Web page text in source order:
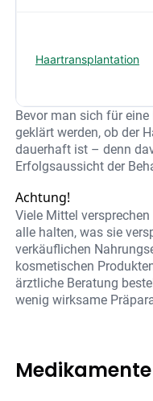
Haartransplantation
Bevor man sich für
geklärt werden, ob der
dauerhaft ist – denn
Erfolgsaussicht der
Achtung!
Viele Mittel
alle halten, was sie
verkäuflichen
kosmetischen
ärztliche Beratung
wenig wirksame